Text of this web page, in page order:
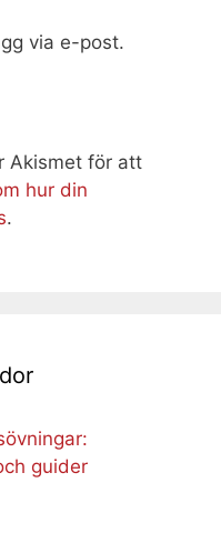
via e-post.
Akismet för att
hur din
.
guider